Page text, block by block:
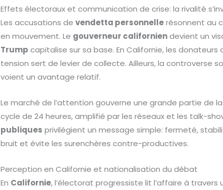
Effets électoraux et communication de crise: la rivalité
Les accusations devendetta personnellerésonnent au
en mouvement. Le gouverneur californiendevient un
Trump capitalise sur sa base. En Californie, les
tension sert de levier de collecte. Ailleurs, la controverse
voient un avantage relatif.
Le marché de l’attention gouverne une grande partie de
cycle de 24 heures, amplifié par les réseaux et les talk-
publiques privilégient un message simple: fermeté,
bruit et évite les surenchères contre-productives.
Perception en Californie et nationalisation du débat
En Californie, l’électorat progressiste lit l’affaire à